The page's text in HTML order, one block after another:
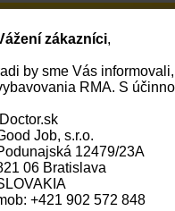
On-Site Support
Služby
zákazníci,
by sme Vás
RMA. S
Job, s.r.o.
12479/23A
06 Bratislava
+421 902 572 848